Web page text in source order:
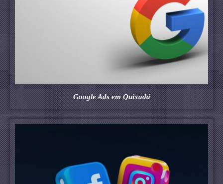
Google Ads em Quixadá